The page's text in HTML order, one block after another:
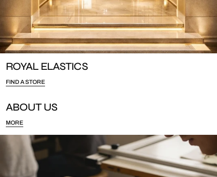
ROYAL ELASTICS
FIND A STORE
ABOUT US
MORE